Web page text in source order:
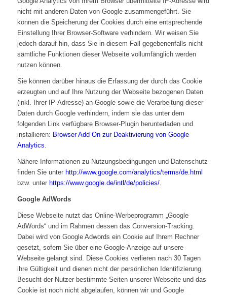
nicht mit anderen Daten von Google zusammengeführt. Sie
können die Speicherung der Cookies durch eine entsprechende
Einstellung Ihrer Browser-Software verhindern. Wir weisen Sie
jedoch darauf hin, dass Sie in diesem Fall gegebenenfalls nicht
sämtliche Funktionen dieser Webseite vollumfänglich werden
nutzen können.
Sie können darüber hinaus die Erfassung der durch das Cookie
erzeugten und auf Ihre Nutzung der Webseite bezogenen Daten
(inkl. Ihrer IP-Adresse) an Google sowie die Verarbeitung dieser
Daten durch Google verhindern, indem sie das unter dem
folgenden Link verfügbare Browser-Plugin herunterladen und
installieren: Browser Add On zur Deaktivierung von Google
Analytics.
Nähere Informationen zu Nutzungsbedingungen und Datenschutz
finden Sie unter http://www.google.com/analytics/terms/de.html
bzw. unter https://www.google.de/intl/de/policies/.
Google AdWords
Diese Webseite nutzt das Online-Werbeprogramm „Google
AdWords“ und im Rahmen dessen das Conversion-Tracking.
Dabei wird von Google Adwords ein Cookie auf Ihrem Rechner
gesetzt, sofern Sie über eine Google-Anzeige auf unsere
Webseite gelangt sind. Diese Cookies verlieren nach 30 Tagen
ihre Gültigkeit und dienen nicht der persönlichen Identifizierung.
Besucht der Nutzer bestimmte Seiten unserer Webseite und das
Cookie ist noch nicht abgelaufen, können wir und Google